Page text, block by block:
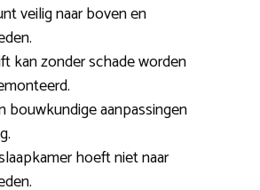
veilig naar boven en
kan zonder schade worden
bouwkundige aanpassingen
hoeft niet naar